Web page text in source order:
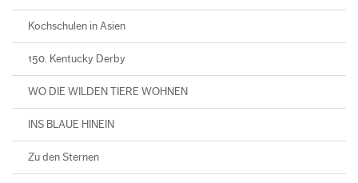
Kochschulen in Asien
150. Kentucky Derby
WO DIE WILDEN TIERE WOHNEN
INS BLAUE HINEIN
Zu den Sternen